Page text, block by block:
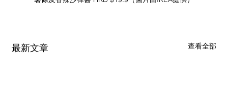
最新文章 查看全部